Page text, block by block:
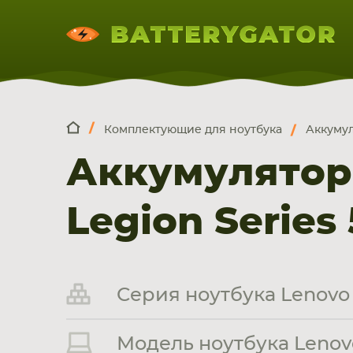
НОУТБУКА
ПЛАНШЕТА
СМАРТФОНА
Комплектующие для ноутбука
Legion Series
Серия ноутбука
Модель ноутбука